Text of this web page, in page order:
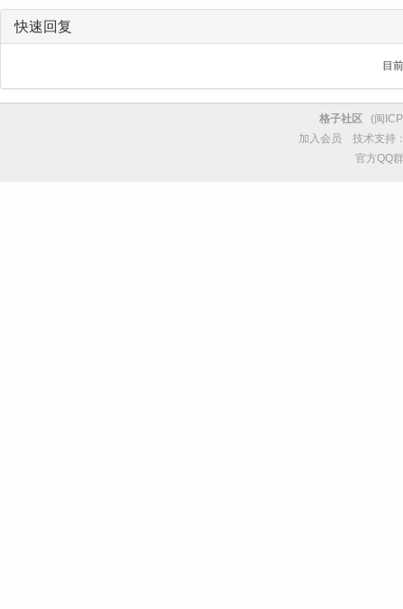
快速回复
目
格子社区 (闽
加入会员
技术支持
官方QQ